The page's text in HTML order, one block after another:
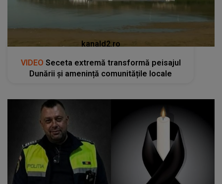
kanald2.ro
VIDEO Seceta extremă transformă peisajul
Dunării și amenință comunitățile locale